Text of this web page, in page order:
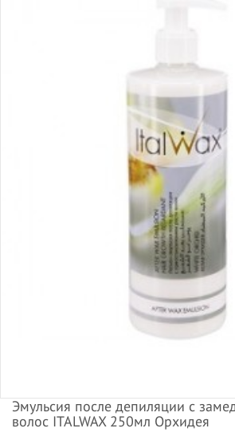
Эмульсия после депиляции с
волос ITALWAX 250мл Орхидея